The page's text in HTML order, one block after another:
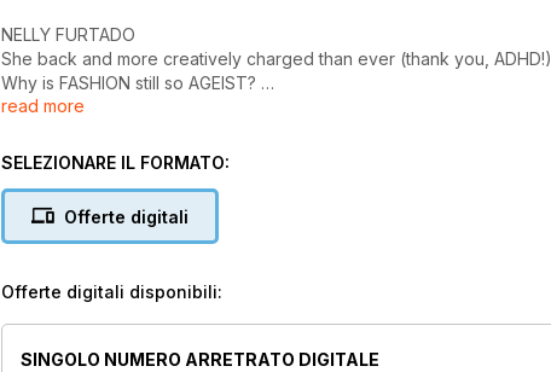
NELLY FURTADO
She back and more creatively charged than ever (thank you, ADHD!)
Why is FASHION still so AGEIST?
Coats go Big, Brown and BOLD
Another reason to STOP drinking: Great skin
read more
SELEZIONARE IL FORMATO:
Offerte digitali
Offerte digitali disponibili:
SINGOLO NUMERO ARRETRATO DIGITALE